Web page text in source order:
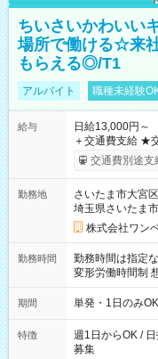
ちいさいかわいい
場所で働ける☆来
もらえる◎/T1
アルバイト 職種未経験
給与
日給13,000円～
＋交通費支給 ★交通費全額支給！ ┗案件により規定あり ★日払
いOK！（規定
ンビニATMから 日払
交通費別途支
勤務地
さいたま市大宮区
埼玉県さいたま
株式会社ワン
勤務時間
勤務時間は指定
変形労働時間制 想定労働
～21：00
期間 単発・1日のみOK
特徴
週1日からOK /
募集